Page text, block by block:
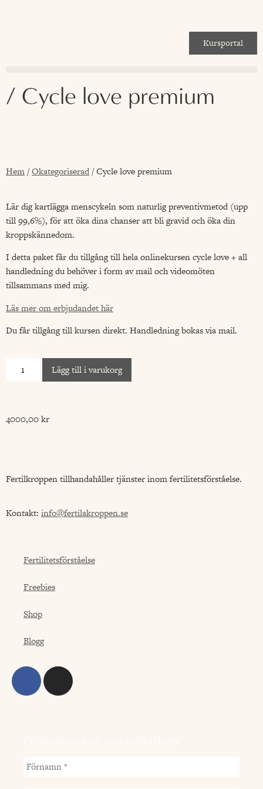
Kursportal
/ Cycle love premium
Hem /Okategoriserad / Cycle love premium
Lär dig kartlägga menscykeln som naturlig preventivmetod (upp
till 99,6%), för att öka dina chanser att bli gravid och öka din
kroppskännedom.
I detta paket får du tillgång till hela onlinekursen cycle love + all
handledning du behöver i form av mail och videomöten
tillsammans med mig.
Läs mer om erbjudandet här
Du får tillgång till kursen direkt. Handledning bokas via mail.
Lägg till i varukorg
4000,00kr
Fertilkroppen tillhandahåller tjänster inom fertilitetsförståelse.
Kontakt: info@fertilakroppen.se
Fertilitetsförståelse
Freebies
Shop
Blogg